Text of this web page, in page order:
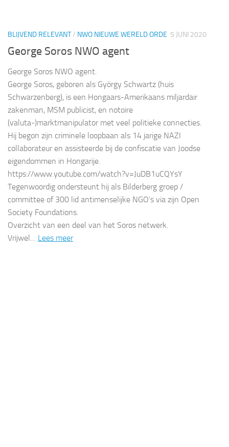
BLIJVEND RELEVANT/ NWO NIEUWE WERELD ORDE 5 JUNI 2020
George Soros NWO agent
George Soros NWO agent.
George Soros, geboren als György Schwartz (huis
Schwarzenberg), is een Hongaars-Amerikaans miljardair
zakenman, MSM publicist, en notoire
(valuta-)marktmanipulator met veel politieke connecties.
Hij begon zijn criminele loopbaan als 14 jarige NAZI
collaborateur en assisteerde bij de confiscatie van Joodse
eigendommen in Hongarije.
https://www.youtube.com/watch?v=JuDB1uCQYsY
Tegenwoordig ondersteunt hij als Bilderberg groep /
committee of 300 lid antimenselijke NGO’s via zijn Open
Society Foundations.
Overzicht van een deel van het Soros netwerk.
Vrijwel… Lees meer